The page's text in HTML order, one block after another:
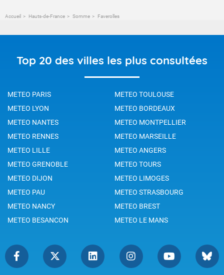
Accueil Hauts-de-France Somme Faverolles
Top 20 des villes les plus consultées
METEO PARIS
METEO TOULOUSE
METEO LYON
METEO BORDEAUX
METEO NANTES
METEO MONTPELLIER
METEO RENNES
METEO MARSEILLE
METEO LILLE
METEO ANGERS
METEO GRENOBLE
METEO TOURS
METEO DIJON
METEO LIMOGES
METEO PAU
METEO STRASBOURG
METEO NANCY
METEO BREST
METEO BESANCON
METEO LE MANS